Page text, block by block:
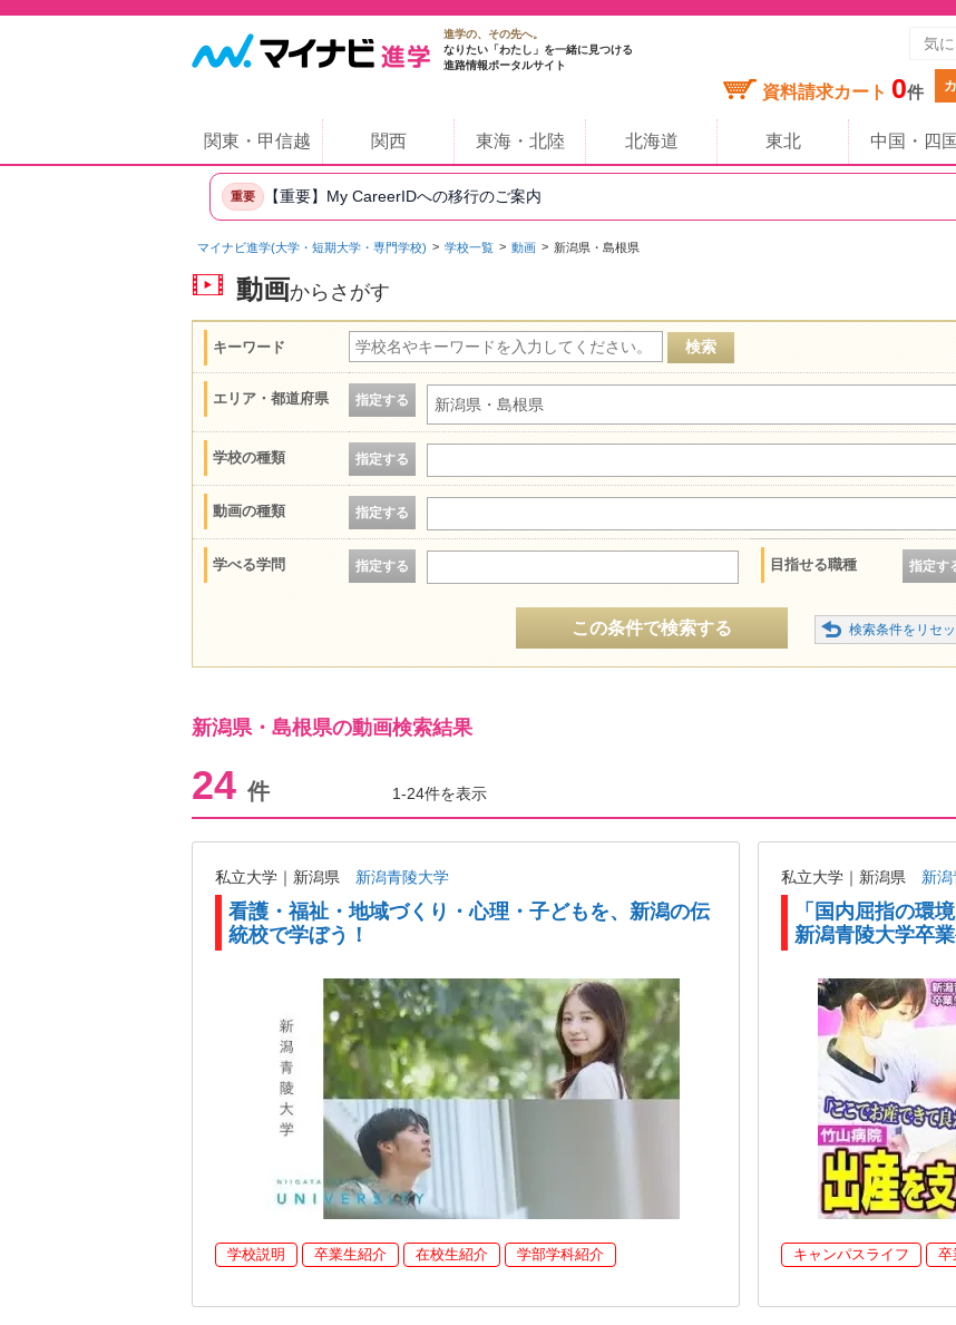
進学の、その先へ。
なりたい「わたし」を一緒に見つける
進路情報ポータルサイト
資料請求カート 0件
関東・甲信越 関西 東海・北陸 北海道 東北 中国・四国
重要 【重要】My CareerIDへの移行のご案内
マイナビ進学(大学・短期大学・専門学校) 学校一覧 動画 新潟県・島根県
動画からさがす
キーワード
エリア・都道府県 指定する 新潟県・島根県
学校の種類 指定する
動画の種類 指定する
学べる学問 指定する 目指せる職種 指定す
この条件で検索する
新潟県・島根県の動画検索結果
24 件 1-24件を表示
私立大学｜新潟県 新潟青陵大学
看護・福祉・地域づくり・心理・子どもを、新潟の伝
統校で学ぼう！
学校説明 卒業生紹介 在校生紹介 学部学科紹介
私立大学｜新潟県 新
「国内屈指の環
新潟青陵大学卒
キャンパスライフ 卒